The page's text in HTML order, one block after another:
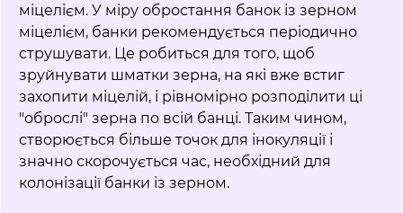
міцелієм. У міру обростання банок із зерном
міцелієм, банки рекомендується періодично
струшувати. Це робиться для того, щоб
зруйнувати шматки зерна, на які вже встиг
захопити міцелій, і рівномірно розподілити ці
"оброслі" зерна по всій банці. Таким чином,
створюється більше точок для інокуляції і
значно скорочується час, необхідний для
колонізації банки із зерном.